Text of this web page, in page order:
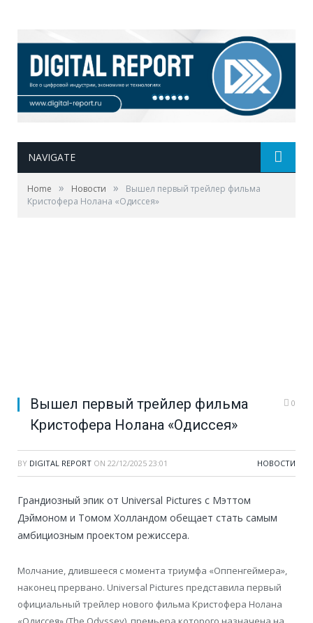
NAVIGATE
Home » Новости »
Вышел первый трейлер фильма
Кристофера Нолана «Одиссея»
Вышел первый трейлер фильма
Кристофера Нолана «Одиссея»
0
BY DIGITAL REPORT ON 22/12/2025 23:01 НОВОСТИ
Грандиозный эпик от Universal Pictures с Мэттом
Дэймоном и Томом Холландом обещает стать самым
амбициозным проектом режиссера.
Молчание, длившееся с момента триумфа «Оппенгеймера»,
наконец прервано. Universal Pictures представила первый
официальный трейлер нового фильма Кристофера Нолана